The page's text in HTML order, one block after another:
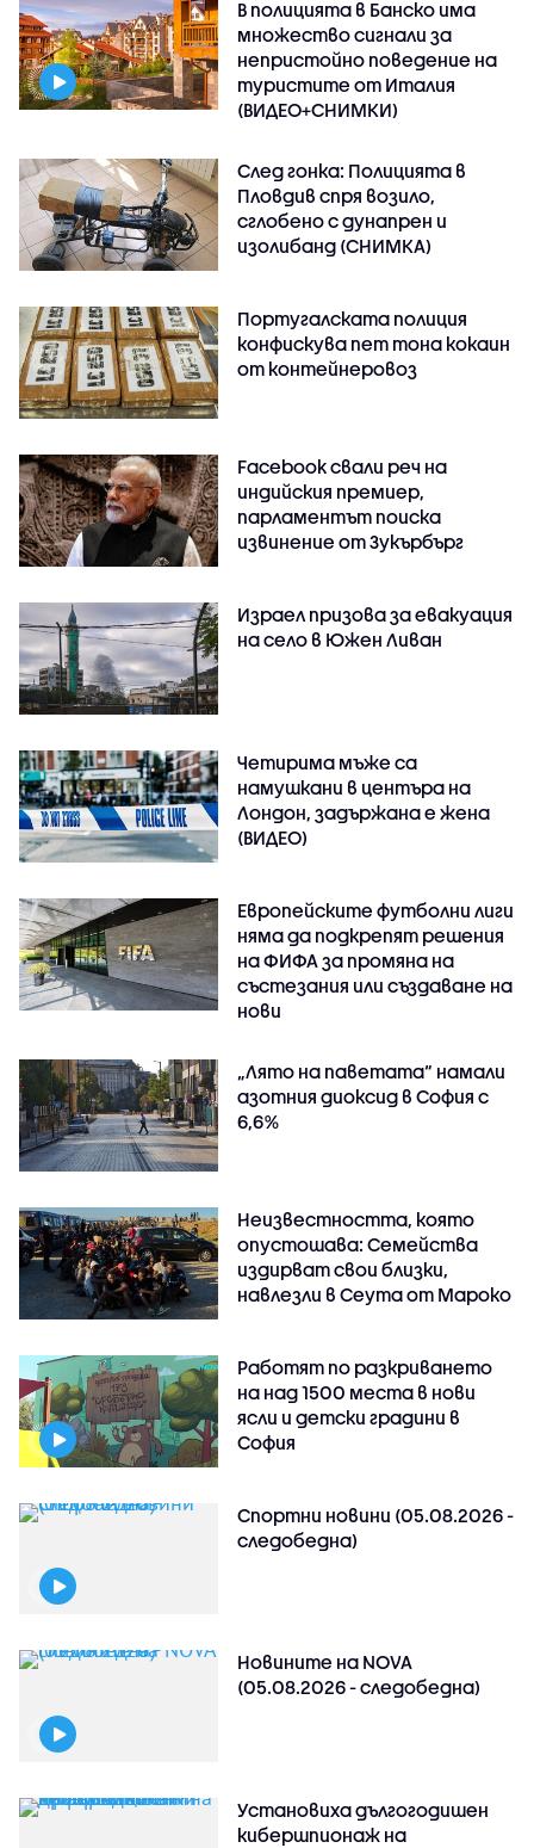
В полицията в Банско има
множество сигнали за
непристойно поведение на
туристите от Италия
(ВИДЕО+СНИМКИ)
След гонка: Полицията в
Пловдив спря возило,
сглобено с дунапрен и
изолибанд (СНИМКА)
Португалската полиция
конфискува пет тона кокаин
от контейнеровоз
Facebook свали реч на
индийския премиер,
парламентът поиска
извинение от Зукърбърг
Израел призова за евакуация
на село в Южен Ливан
Четирима мъже са
намушкани в центъра на
Лондон, задържана е жена
(ВИДЕО)
Европейските футболни лиги
няма да подкрепят решения
на ФИФА за промяна на
състезания или създаване на
нови
„Лято на паветата“ намали
азотния диоксид в София с
6,6%
Неизвестността, която
опустошава: Семейства
издирват свои близки,
навлезли в Сеута от Мароко
Работят по разкриването
на над 1500 места в нови
ясли и детски градини в
София
Спортни новини (05.08.2026 -
следобедна)
Новините на NOVA
(05.08.2026 - следобедна)
Установиха дългогодишен
кибершпионаж на